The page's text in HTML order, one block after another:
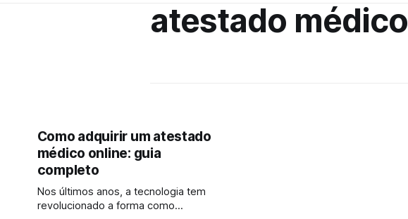
atestado médico
Como adquirir um atestado
médico online: guia
completo
Nos últimos anos, a tecnologia tem
revolucionado a forma como